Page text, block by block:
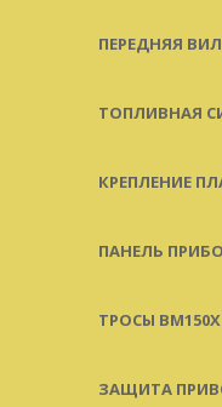
ПЕРЕДНЯЯ
ТОПЛИВНАЯ
КРЕПЛЕНИЕ
ПАНЕЛЬ
ТРОСЫ BM150X
ЗАЩИТА